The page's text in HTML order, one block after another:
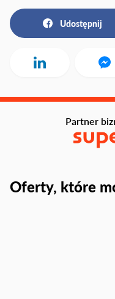
Udostępnij
Oferty, które
Partner